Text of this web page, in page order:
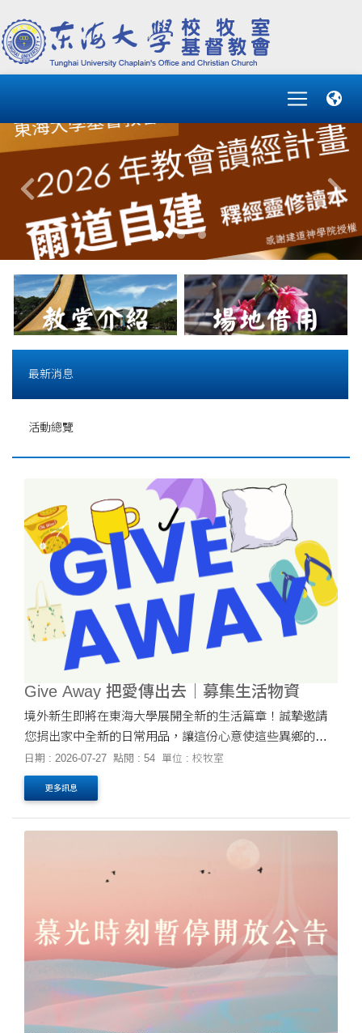
最新消息
活動總覽
Give Away 把愛傳出去｜募集生活物資
境外新生即將在東海大學展開全新的生活篇章！誠摯邀請
您捐出家中全新的日常用品，讓這份心意使這些異鄉的學
子，能感受到溫暖的支持，有機會感受到基督的愛與陪
伴。 (詳細募集資訊請參考海報)
日期 : 2026-07-27 點閱 : 54 單位 : 校牧室
更多訊息